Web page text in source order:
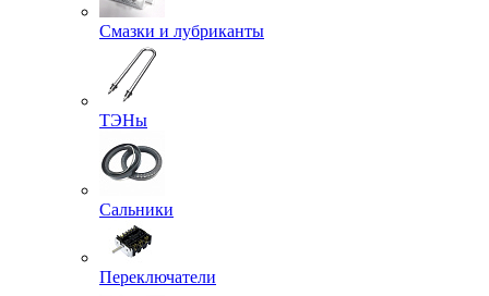
Смазки и лубриканты
ТЭНы
Сальники
Переключатели